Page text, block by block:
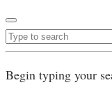
Begin typing your